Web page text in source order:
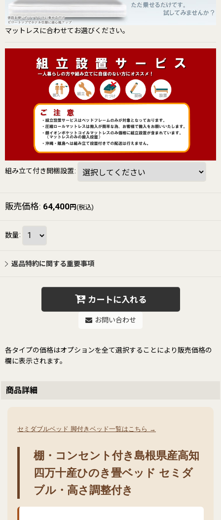
マットレスに合わせてお選びください。
組み立て付き開梱設置:
販売価格: 64,400円 (税込)
数量:
返品特約に関する重要事項
カートに入れる
お問い合わせ
各タイプの価格はオプションを全て選択することにより販売価格の
欄に表示されます。
商品詳細
セミダブルベッド 脚付きベッド一覧はこちら →
棚・コンセント付き島根県産高知
四万十産ひのき畳ベッド セミダ
ブル・高さ調整付き